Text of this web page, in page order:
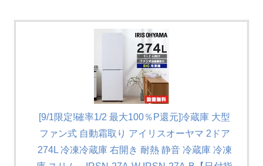
[9/1限定!確率1/2 最大100％P還元]冷蔵庫 大型
ファン式 自動霜取り アイリスオーヤマ 2ドア
274L 冷凍冷蔵庫 右開き 耐熱 静音 冷蔵庫 冷凍